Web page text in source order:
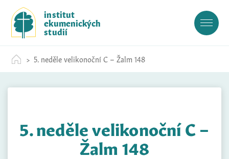
c
institut
ekumenických
studií
5. neděle velikonoční C – Žalm 148
5. neděle velikonoční C –
Žalm 148